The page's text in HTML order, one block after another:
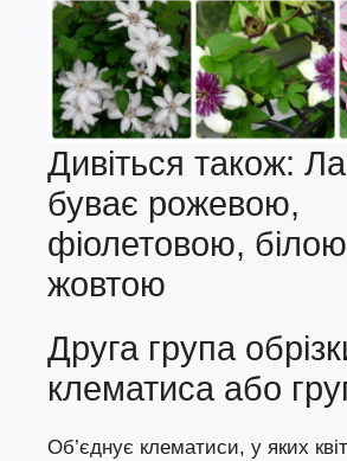
Дивіться також:
буває рожевою,
фіолетовою, білою
жовтою
Друга група
клематиса або
Об’єднує клематиси, у яких